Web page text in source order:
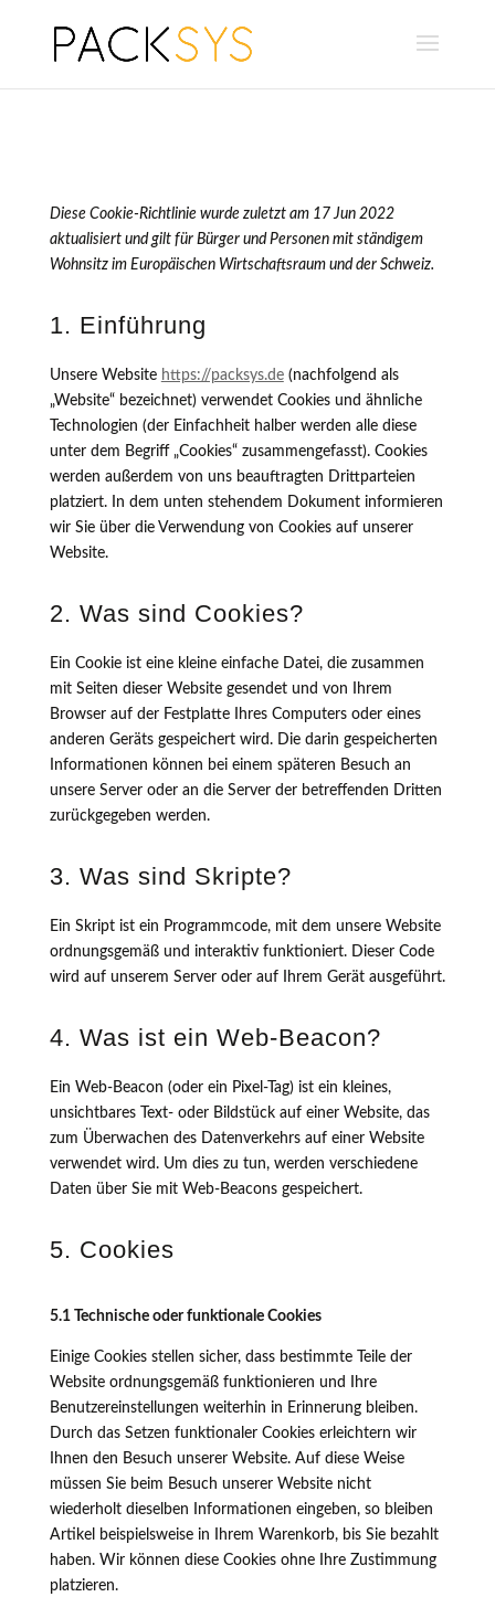
Diese Cookie-Richtlinie wurde zuletzt am 17 Jun 2022
aktualisiert und gilt für Bürger und Personen mit ständigem
Wohnsitz im Europäischen Wirtschaftsraum und der Schweiz.
1. Einführung
Unsere Website https://packsys.de(nachfolgend als
„Website“ bezeichnet) verwendet Cookies und ähnliche
Technologien (der Einfachheit halber werden alle diese
unter dem Begriff „Cookies“ zusammengefasst). Cookies
werden außerdem von uns beauftragten Drittparteien
platziert. In dem unten stehendem Dokument informieren
wir Sie über die Verwendung von Cookies auf unserer
Website.
2. Was sind Cookies?
Ein Cookie ist eine kleine einfache Datei, die zusammen
mit Seiten dieser Website gesendet und von Ihrem
Browser auf der Festplatte Ihres Computers oder eines
anderen Geräts gespeichert wird. Die darin gespeicherten
Informationen können bei einem späteren Besuch an
unsere Server oder an die Server der betreffenden Dritten
zurückgegeben werden.
3. Was sind Skripte?
Ein Skript ist ein Programmcode, mit dem unsere Website
ordnungsgemäß und interaktiv funktioniert. Dieser Code
wird auf unserem Server oder auf Ihrem Gerät ausgeführt.
4. Was ist ein Web-Beacon?
Ein Web-Beacon (oder ein Pixel-Tag) ist ein kleines,
unsichtbares Text- oder Bildstück auf einer Website, das
zum Überwachen des Datenverkehrs auf einer Website
verwendet wird. Um dies zu tun, werden verschiedene
Daten über Sie mit Web-Beacons gespeichert.
5. Cookies
5.1 Technische oder funktionale Cookies
Einige Cookies stellen sicher, dass bestimmte Teile der
Website ordnungsgemäß funktionieren und Ihre
Benutzereinstellungen weiterhin in Erinnerung bleiben.
Durch das Setzen funktionaler Cookies erleichtern wir
Ihnen den Besuch unserer Website. Auf diese Weise
müssen Sie beim Besuch unserer Website nicht
wiederholt dieselben Informationen eingeben, so bleiben
Artikel beispielsweise in Ihrem Warenkorb, bis Sie bezahlt
haben. Wir können diese Cookies ohne Ihre Zustimmung
platzieren.